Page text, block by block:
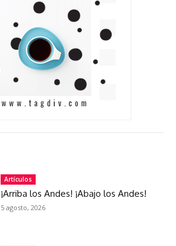
Artículos
¡Arriba los Andes! ¡Abajo los Andes!
5 agosto, 2026